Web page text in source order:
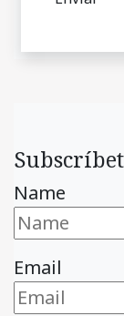
Name
Email